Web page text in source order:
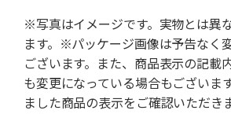
※写真はイメージです。実物とは異
ます。※パッケージ画像は予告なく
ございます。また、商品表示の記載
も変更になっている場合もございま
ました商品の表示をご確認いただき